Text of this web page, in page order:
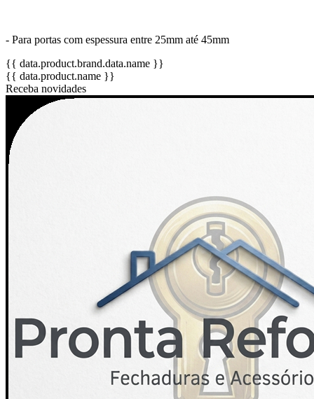
- Para portas com espessura entre 25mm até 45mm
{{ data.product.brand.data.name }}
{{ data.product.name }}
Receba novidades